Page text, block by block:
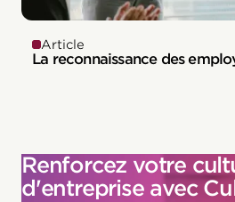
Article
La reconnaissance des
Renforcez votre
d'entreprise avec